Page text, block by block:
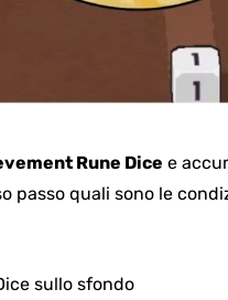
Rune Dice e
passo quali sono le